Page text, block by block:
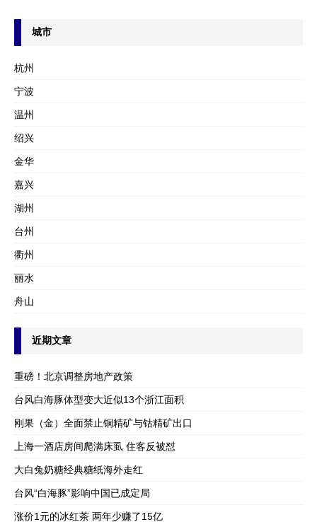
城市
杭州
宁波
温州
绍兴
金华
嘉兴
湖州
台州
衢州
丽水
舟山
近期文章
重磅！北京调整房地产政策
台风白海豚体型变大近似13个浙江面积
刚果（金）全面禁止铜精矿与钴精矿出口
上海一酒店房间爬满床虱 住客反被怼
大白兔奶糖经典糖纸海外走红
台风“白海豚”影响中国已成定局
涨价1元的冰红茶 两年少赚了15亿